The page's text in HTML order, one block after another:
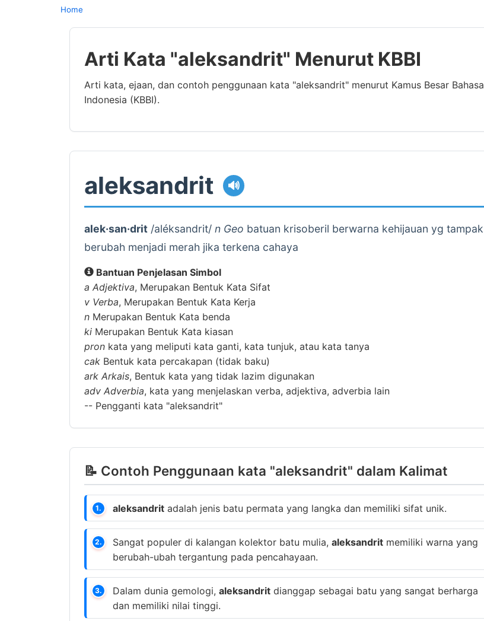
Home
Arti Kata "aleksandrit" Menurut KBBI
Arti kata, ejaan, dan contoh penggunaan kata "aleksandrit" menurut Kamus Besar Bahasa
Indonesia (KBBI).
aleksandrit 🔊
alek·san·drit /aléksandrit/ n Geo batuan krisoberil berwarna kehijauan yg tampak
berubah menjadi merah jika terkena cahaya
Bantuan Penjelasan Simbol
a Adjektiva, Merupakan Bentuk Kata Sifat
v Verba, Merupakan Bentuk Kata Kerja
n Merupakan Bentuk Kata benda
ki Merupakan Bentuk Kata kiasan
pron kata yang meliputi kata ganti, kata tunjuk, atau kata tanya
cak Bentuk kata percakapan (tidak baku)
ark Arkais, Bentuk kata yang tidak lazim digunakan
adv Adverbia, kata yang menjelaskan verba, adjektiva, adverbia lain
-- Pengganti kata "aleksandrit"
📝 Contoh Penggunaan kata "aleksandrit" dalam Kalimat
1. aleksandrit adalah jenis batu permata yang langka dan memiliki sifat unik.
2. Sangat populer di kalangan kolektor batu mulia, aleksandrit memiliki warna yang
berubah-ubah tergantung pada pencahayaan.
3. Dalam dunia gemologi, aleksandrit dianggap sebagai batu yang sangat berharga
dan memiliki nilai tinggi.